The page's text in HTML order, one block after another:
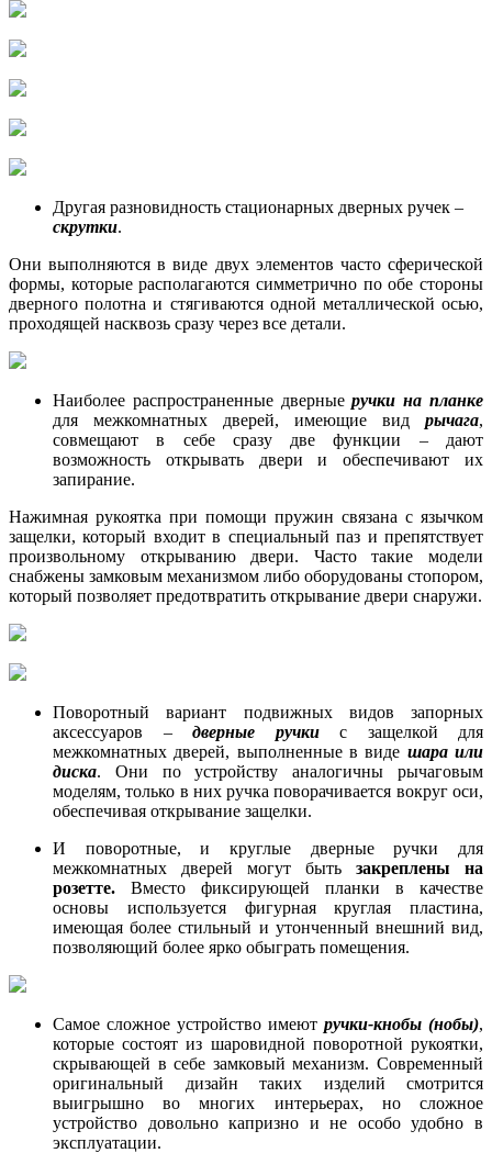
Другая разновидность стационарных дверных ручек –
скрутки.
Они выполняются в виде двух элементов часто сферической
формы, которые располагаются симметрично по обе стороны
дверного полотна и стягиваются одной металлической осью,
проходящей насквозь сразу через все детали.
Наиболее распространенные дверныеручки на планке
для межкомнатных дверей, имеющие вид рычага,
совмещают в себе сразу две функции – дают
возможность открывать двери и обеспечивают их
запирание.
Нажимная рукоятка при помощи пружин связана с язычком
защелки, который входит в специальный паз и препятствует
произвольному открыванию двери. Часто такие модели
снабжены замковым механизмом либо оборудованы стопором,
который позволяет предотвратить открывание двери снаружи.
Поворотный вариант подвижных видов запорных
аксессуаров – дверные ручкис защелкой для
межкомнатных дверей, выполненные в виде шара или
диска. Они по устройству аналогичны рычаговым
моделям, только в них ручка поворачивается вокруг оси,
обеспечивая открывание защелки.
И поворотные, и круглые дверные ручки для
межкомнатных дверей могут быть закреплены на
розетте. Вместо фиксирующей планки в качестве
основы используется фигурная круглая пластина,
имеющая более стильный и утонченный внешний вид,
позволяющий более ярко обыграть помещения.
Самое сложное устройство имеют ручки-кнобы (нобы),
которые состоят из шаровидной поворотной рукоятки,
скрывающей в себе замковый механизм. Современный
оригинальный дизайн таких изделий смотрится
выигрышно во многих интерьерах, но сложное
устройство довольно капризно и не особо удобно в
эксплуатации.